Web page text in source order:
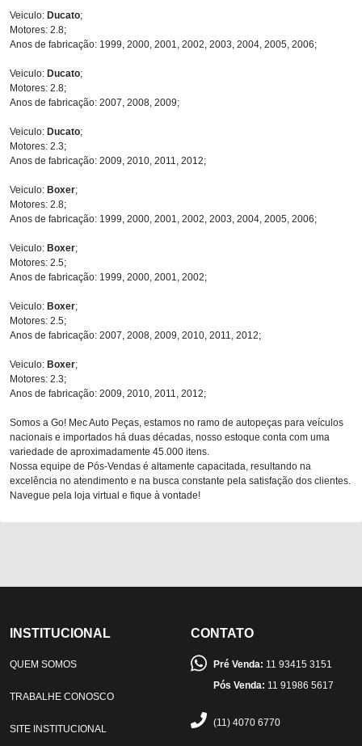
Veiculo: Ducato;
Motores: 2.8;
Anos de fabricação: 1999, 2000, 2001, 2002, 2003, 2004, 2005, 2006;
Veiculo: Ducato;
Motores: 2.8;
Anos de fabricação: 2007, 2008, 2009;
Veiculo: Ducato;
Motores: 2.3;
Anos de fabricação: 2009, 2010, 2011, 2012;
Veiculo: Boxer;
Motores: 2.8;
Anos de fabricação: 1999, 2000, 2001, 2002, 2003, 2004, 2005, 2006;
Veiculo: Boxer;
Motores: 2.5;
Anos de fabricação: 1999, 2000, 2001, 2002;
Veiculo: Boxer;
Motores: 2.5;
Anos de fabricação: 2007, 2008, 2009, 2010, 2011, 2012;
Veiculo: Boxer;
Motores: 2.3;
Anos de fabricação: 2009, 2010, 2011, 2012;
Somos a Go! Mec Auto Peças, estamos no ramo de autopeças para veículos
nacionais e importados há duas décadas, nosso estoque conta com uma
variedade de aproximadamente 45.000 itens.
Nossa equipe de Pós-Vendas é altamente capacitada, resultando na
excelência no atendimento e na busca constante pela satisfação dos clientes.
Navegue pela loja virtual e fique à vontade!
INSTITUCIONAL
QUEM SOMOS
TRABALHE CONOSCO
SITE INSTITUCIONAL
CONTATO
Pré Venda: 11 93415 3151
Pós Venda: 11 91986 5617
(11) 4070 6770